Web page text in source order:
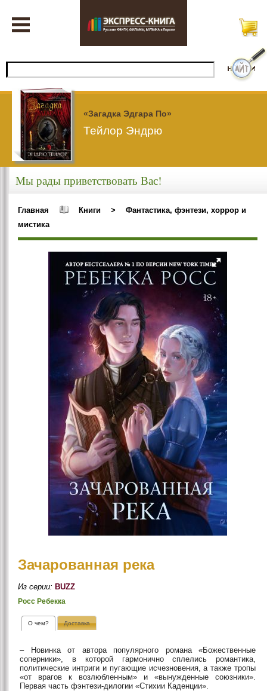
«Загадка Эдгара По»
Тейлор Эндрю
Мы рады приветствовать Вас!
Главная Книги >
Фантастика, фэнтези, хоррор и
мистика
Зачарованная река
Из серии:BUZZ
Росс Ребекка
О чем? Доставка
– Новинка от автора популярного романа «Божественные
соперники», в которой гармонично сплелись романтика,
политические интриги и пугающие исчезновения, а также тропы
«от врагов к возлюбленным» и «вынужденные союзники».
Первая часть фэнтези-дилогии «Стихии Каденции».